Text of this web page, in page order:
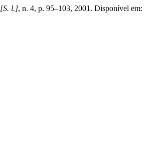
[S. l.], n. 4, p. 95–103, 2001. Disponível em: